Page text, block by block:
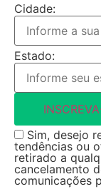
Cidade:
Estado:
Sim, desejo
tendências ou
retirado a
cancelamento
comunicações